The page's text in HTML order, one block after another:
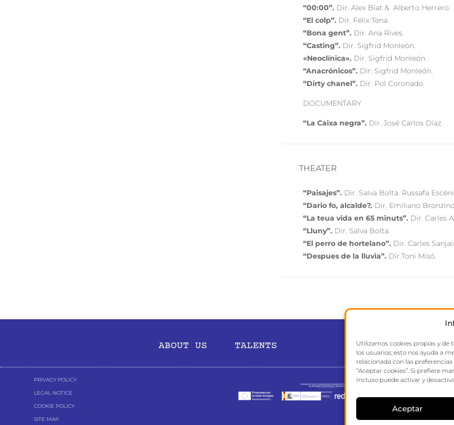
Utilizamos cookies propias y de
los usuarios; esto nos ayuda a
relacionada con las
“Aceptar cookies”. Si prefiere
Incluso puede activar y
Aceptar
“00:00”. Dir. Alex Blat & Alberto Herrero.
“El colp”. Dir. Félix Tena.
“Bona gent”. Dir. Ana Rives.
“Casting”. Dir. Sigfrid Monleón.
«Neoclínica». Dir. Sigfrid Monleón.
“Anacrónicos”. Dir. Sigfrid Monleón.
“Dirty chanel”. Dir. Pol Coronado.
DOCUMENTARY
“La Caixa negra”. Dir. José Carlos Díaz.
THEATER
“Paisajes”. Dir. Salva Bolta. Russafa
“Dario fo, alcalde?. Dir. Emiliano
“La teua vida en 65 minuts”. Dir. Carles
“Lluny”. Dir. Salva Bolta.
“El perro de hortelano”. Dir. Carles
“Despues de la lluvia”. Dir.Toni Misó.
ABOUT US TALENTS
PRIVACY POLICY
LEGAL NOTICE
COOKIE POLICY
SITE MAP